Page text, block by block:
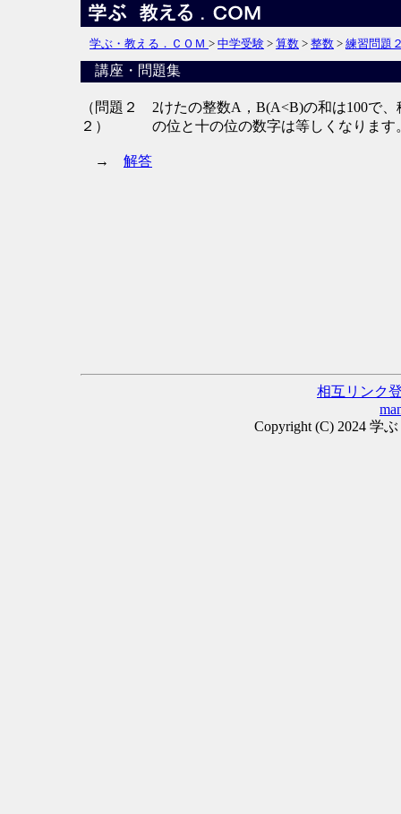
学ぶ・教える．ＣＯＭ > 中学受験 > 算数 > 整数 > 練習問題
講座・問題集
（問題２
２）
2けたの整数A，B(A<B)の和は100で
の位と十の位の数字は等しくなりま
→ 解答
相互リンク
Copyright (C) 2024 学